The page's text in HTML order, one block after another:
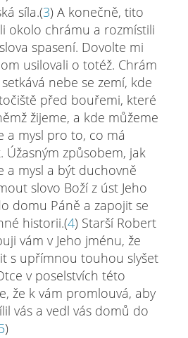
síla.(3) A konečně, tito
okolo chrámu a rozmístili
spasení. Dovolte mi
usilovali o totéž. Chrám
nebe se zemí, kde
před bouřemi, které
žijeme, a kde můžeme
a mysl pro to, co má
Úžasným způsobem, jak
a mysl a být duchovně
slovo Boží z úst Jeho
domu Páně a zapojit se
historii.(4) Starší Robert
vám v Jeho jménu, že
s upřímnou touhou slyšet
v poselstvích této
že k vám promlouvá, aby
vás a vedl vás domů do
)